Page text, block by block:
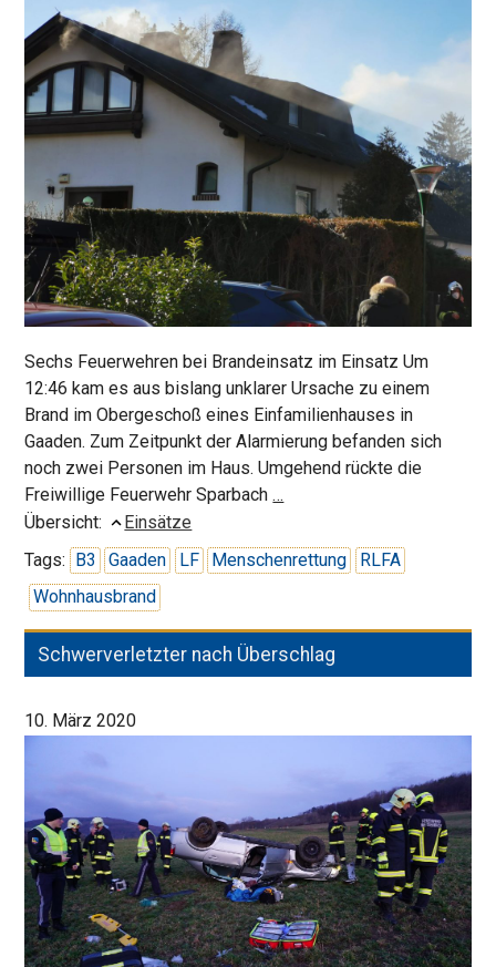
Sechs Feuerwehren bei Brandeinsatz im Einsatz Um
12:46 kam es aus bislang unklarer Ursache zu einem
Brand im Obergeschoß eines Einfamilienhauses in
Gaaden. Zum Zeitpunkt der Alarmierung befanden sich
noch zwei Personen im Haus. Umgehend rückte die
Freiwillige Feuerwehr Sparbach…
Gaaden
Übersicht:
Einsätze
Tags: B3 Gaaden LF Menschenrettung
RLFA
Wohnhausbrand
Schwerverletzter nach Überschlag
10. März 2020